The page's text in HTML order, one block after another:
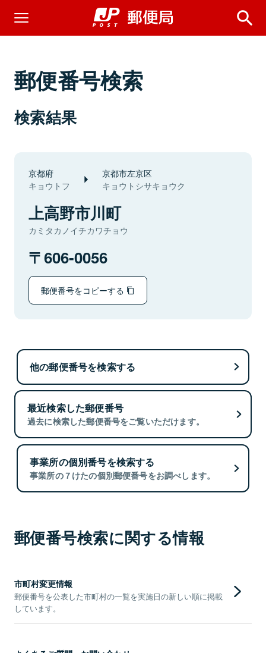
郵便番号検索
検索結果
京都府
キョウトフ
京都市左京区
キョウトシサキョウク
上高野市川町
カミタカノイチカワチョウ
606-0056
郵便番号をコピーする
他の郵便番号を検索する
最近検索した郵便番号
過去に検索した郵便番号をご覧いただけます。
事業所の個別番号を検索する
事業所の７けたの個別郵便番号をお調べします。
郵便番号検索に関する情報
市町村変更情報
郵便番号を公表した市町村の一覧を実施日の新しい順に掲載
しています。